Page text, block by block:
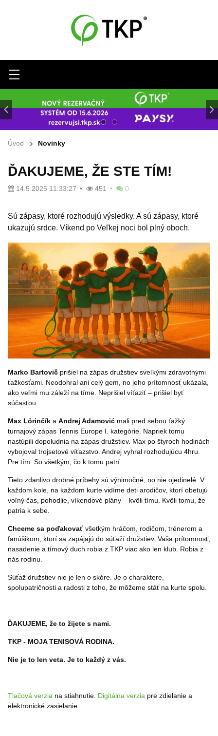
Menu
Úvod Novinky
ĎAKUJEME, ŽE STE TÍM!
14.5.2025 11:33:27 451 0
Sú zápasy, ktoré rozhodujú výsledky. A sú zápasy, ktoré
ukazujú srdce. Víkend po Veľkej noci bol plný oboch.
Marko Bartovič prišiel na zápas družstiev sveľkými zdravotnými
ťažkosťami. Neodohral ani celý gem, no jeho prítomnosť ukázala,
ako veľmi mu záleží na tíme. Neprišiel víťaziť – prišiel byť
súčasťou.
Max Lörinčík a Andrej Adamović mali pred sebou ťažký
turnajový zápas Tennis Europe I. kategórie. Napriek tomu
nastúpili dopoludnia na zápas družstiev. Max po štyroch hodinách
vybojoval trojsetové víťazstvo. Andrej vyhral rozhodujúcu 4hru.
Pre tím. So všetkým, čo k tomu patrí.
Tieto zdanlivo drobné príbehy sú výnimočné, no nie ojedinelé. V
každom kole, na každom kurte vidíme deti arodičov, ktorí obetujú
voľný čas, pohodlie, víkendové plány – kvôli tímu. Kvôli tomu, že
patria k sebe.
Chceme sa poďakovať všetkým hráčom, rodičom, trénerom a
fanúšikom, ktorí sa zapájajú do súťaží družstiev. Vaša prítomnosť,
nasadenie a tímový duch robia z TKP viac ako len klub. Robia z
nás rodinu.
Súťaž družstiev nie je len o skóre. Je o charaktere,
spolupatričnosti a radosti z toho, že môžeme stáť na kurte spolu.
ĎAKUJEME, že to žijete s nami.
TKP - MOJA TENISOVÁ RODINA.
Nie je to len veta. Je to každý z vás.
Tlačová verzia na stiahnutie. Digitálna verzia pre zdielanie a
elektronické zasielanie.